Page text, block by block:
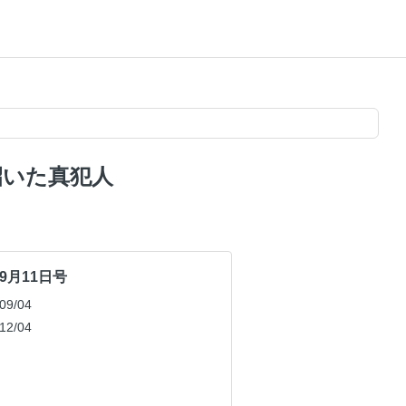
た真犯人
月11日号
04
04